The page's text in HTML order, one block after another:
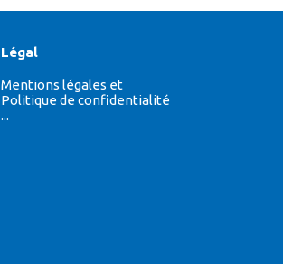
Légal
Mentions légales et
Politique de confidentialité
...